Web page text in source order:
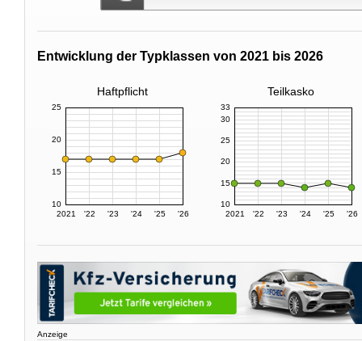
Entwicklung der Typklassen von 2021 bis 2026
Haftpflicht Teilkasko
2021 '22 '23 '24 '25 '26
10
15
20
25
2021 '22 '23 '24 '25 '26
10
15
20
25
30
33
Anzeige